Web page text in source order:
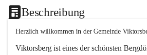
Beschreibung
Herzlich willkommen in der Gemeinde
Viktorsberg ist eines der schönsten